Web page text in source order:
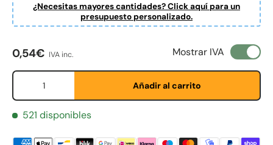
¿Necesitas mayores cantidades? Click aquí para un
presupuesto personalizado.
Etternavn
Precio normal
0,54€ IVA inc. Mostrar IVA
Cant.
Añadir al carrito
521 disponibles